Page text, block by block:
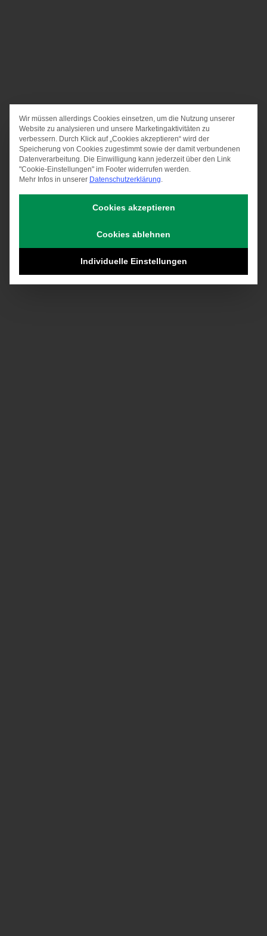
Datenschutz-
Wir müssen allerdings Cookies einsetzen, um die Nutzung unserer
Website zu analysieren und unsere Marketingaktivitäten zu
verbessern. Durch Klick auf „Cookies akzeptieren“ wird der
Speicherung von Cookies zugestimmt sowie der damit verbundenen
Datenverarbeitung. Die Einwilligung kann jederzeit über den Link
"Cookie-Einstellungen" im Footer widerrufen werden.
Mehr Infos in unserer Datenschutzerklärung.
Cookies akzeptieren
Cookies ablehnen
Individuelle Einstellungen